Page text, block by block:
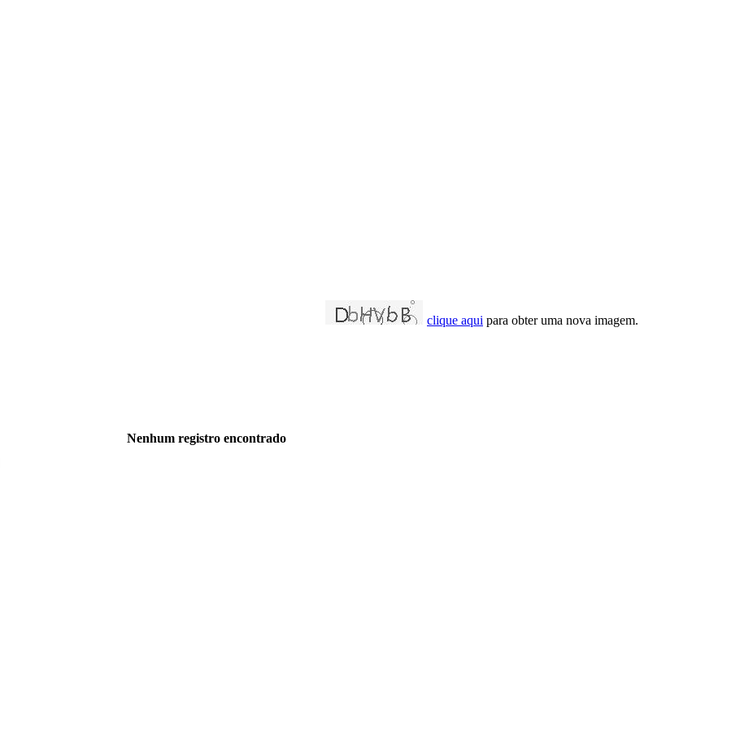
clique aqui para obter uma nova imagem.
Nenhum registro encontrado